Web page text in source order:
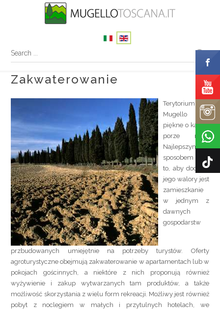
Zakwaterowanie
Terytorium
Mugello jest
piękne o każdej
porze roku.
Najlepszym
sposobem na
to, aby docenić
jego walory jest
zamieszkanie
w jednym z
dawnych
gospodarstw
przbudowanych umiejętnie na potrzeby turystów. Oferty
agroturystyczne obejmują zakwaterowanie w apartamentach lub w
pokojach gościnnych, a niektóre z nich proponują również
wyżywienie i zakup wytwarzanych tam produktów, a także
możliwość skorzystania z wielu form rekreacji. Możliwy jest również
pobyt z noclegiem w małych i przytulnych hotelach, we